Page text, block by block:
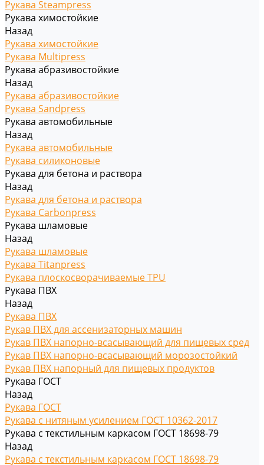
Рукава Steampress
Рукава химостойкие
Назад
Рукава химостойкие
Рукава Multipress
Рукава абразивостойкие
Назад
Рукава абразивостойкие
Рукава Sandpress
Рукава автомобильные
Назад
Рукава автомобильные
Рукава силиконовые
Рукава для бетона и раствора
Назад
Рукава для бетона и раствора
Рукава Carbonpress
Рукава шламовые
Назад
Рукава шламовые
Рукава Titanpress
Рукава плоскосворачиваемые TPU
Рукава ПВХ
Назад
Рукава ПВХ
Рукав ПВХ для ассенизаторных машин
Рукав ПВХ напорно-всасывающий для пищевых сред
Рукав ПВХ напорно-всасывающий морозостойкий
Рукав ПВХ напорный для пищевых продуктов
Рукава ГОСТ
Назад
Рукава ГОСТ
Рукава с нитяным усилением ГОСТ 10362-2017
Рукава с текстильным каркасом ГОСТ 18698-79
Назад
Рукава с текстильным каркасом ГОСТ 18698-79